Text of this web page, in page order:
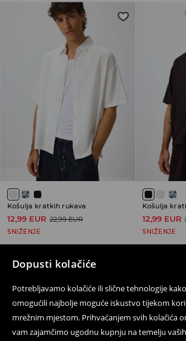
Dopusti kolačiće
Potrebljavamo kolačiće ili slične tehnologije
omogućili najbolje moguće iskustvo tijekom
mrežnim mjestom. Prihvaćanjem svih kolačića
vam zajamčimo ugodnu kupnju na temelju
Košulja kratkih rukava
12,99 EUR 22,99 EUR
SNIŽENJE
Košulja
12,99 EUR
SNIŽENJE
Prati nas